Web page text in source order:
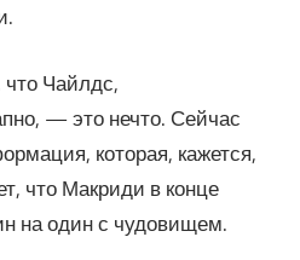
что Чайлдс,
— это нечто. Сейчас
которая, кажется,
что Макриди в конце
на один с чудовищем.